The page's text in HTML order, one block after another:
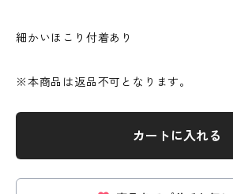
細かいほこり付着あり
※本商品は返品不可となります。
カートに入れる